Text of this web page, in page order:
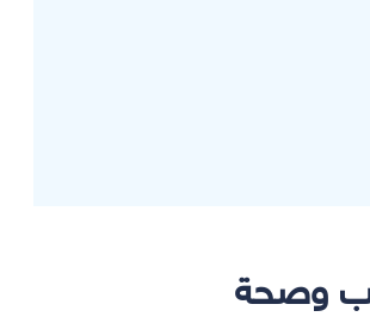
وصحة